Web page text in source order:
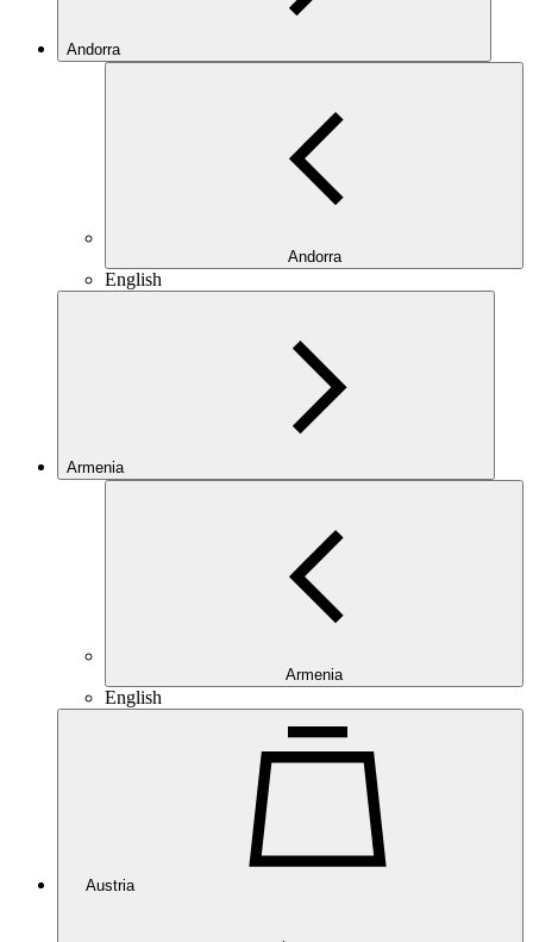
Andorra
Andorra
English
Armenia
Armenia
English
Austria